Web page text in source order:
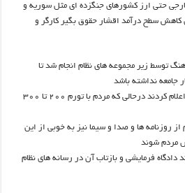
حتی ارز کشورهای جنگزده ای مثل سوریه و
کاهش سطح درآمد اقشار حقوق بگیر کارگر و
توسط زیر مجموعه های نظام انجام شد تا
جامعه نداشته باشد
آمارهای دولتی تورم را ۲۰ درصد اعلام کردند درحالی که مردم با تورم ۲۰۰ تا ۳۰۰
روزنامه ها و صدا و سیما نیز به خوبی از این
مردم شوند
دادگاه فرمایشی و بازتاب آن در رسانه های نظام